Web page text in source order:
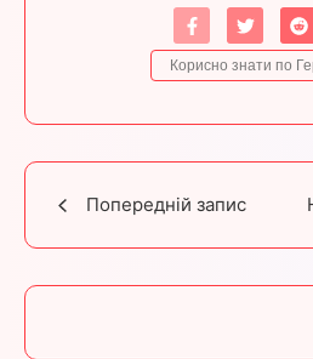
Корисно знати по
Попередній запис